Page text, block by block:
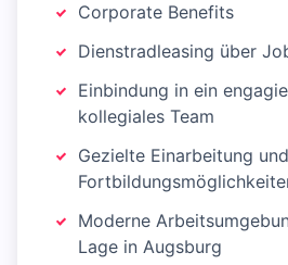
Corporate Benefits
Dienstradleasing über
Einbindung in ein
kollegiales Team
Gezielte Einarbeitung
Moderne
Lage in Augsburg